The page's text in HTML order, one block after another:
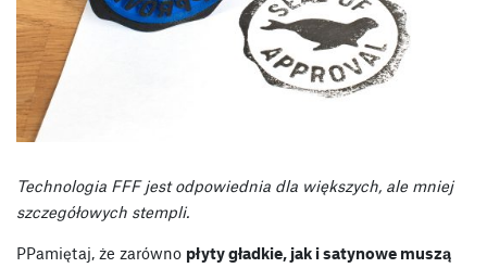
Technologia FFF jest odpowiednia dla większych, ale mniej
szczegółowych stempli.
PPamiętaj, że zarówno płyty gładkie, jak i satynowe muszą